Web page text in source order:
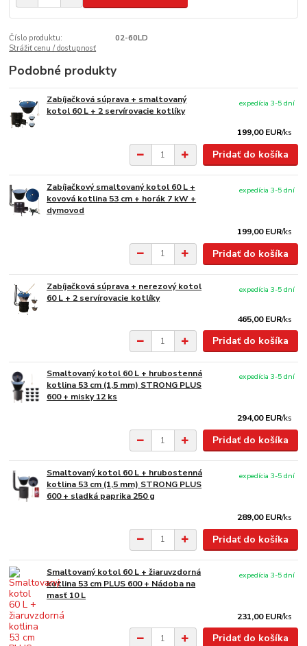
Číslo produktu:
02-60LD
Strážiť cenu / dostupnosť
Podobné produkty
Zabíjačková súprava + smaltovaný
kotol 60 L + 2 servírovacie kotlíky
199,00 EUR/ks
expedícia 3-5 dní
Pridať do košíka
Zabíjačkový smaltovaný kotol 60 L +
kovová kotlina 53 cm + horák 7 kW +
dymovod
199,00 EUR/ks
expedícia 3-5 dní
Pridať do košíka
Zabíjačková súprava + nerezový kotol
60 L + 2 servírovacie kotlíky
465,00 EUR/ks
expedícia 3-5 dní
Pridať do košíka
Smaltovaný kotol 60 L + hrubostenná
kotlina 53 cm (1,5 mm) STRONG PLUS
600 + misky 12 ks
294,00 EUR/ks
expedícia 3-5 dní
Pridať do košíka
Smaltovaný kotol 60 L + hrubostenná
kotlina 53 cm (1,5 mm) STRONG PLUS
600 + sladká paprika 250 g
289,00 EUR/ks
expedícia 3-5 dní
Pridať do košíka
Smaltovaný kotol 60 L + žiaruvzdorná
kotlina 53 cm PLUS 600 + Nádoba na
masť 10 L
231,00 EUR/ks
expedícia 3-5 dní
Pridať do košíka